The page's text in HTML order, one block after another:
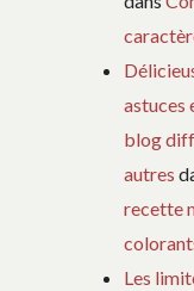
astuces
blog
autres
recette
Les